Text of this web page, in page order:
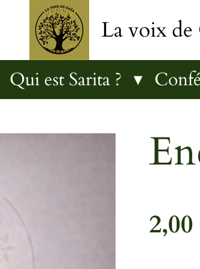
La voix de
Qui est Sarita ?